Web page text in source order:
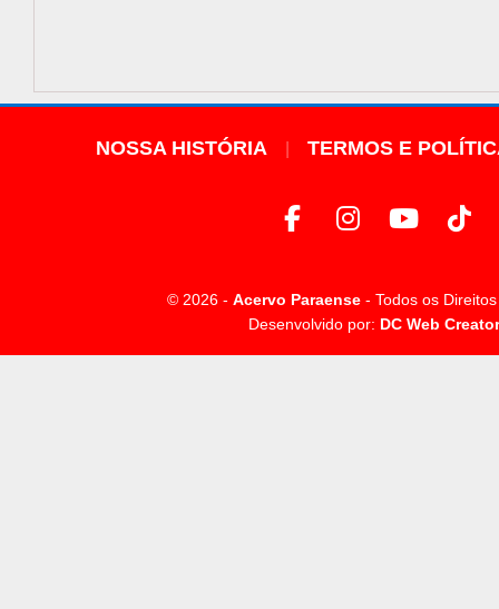
NOSSA HISTÓRIA TERMOS E
© 2026 - Acervo Paraense - Todos os
Desenvolvido por: DC Web